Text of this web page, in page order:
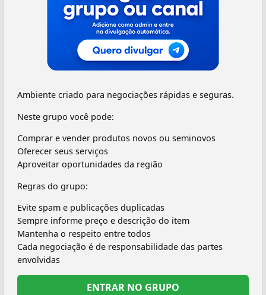
Ambiente criado para negociações rápidas e seguras.
Neste grupo você pode:
Comprar e vender produtos novos ou seminovos
Oferecer seus serviços
Aproveitar oportunidades da região
Regras do grupo:
Evite spam e publicações duplicadas
Sempre informe preço e descrição do item
Mantenha o respeito entre todos
Cada negociação é de responsabilidade das partes
envolvidas
ENTRAR NO GRUPO